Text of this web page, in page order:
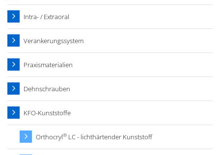
Intra- / Extraoral
Verankerungssystem
Praxismaterialien
Dehnschrauben
KFO-Kunststoffe
Orthocryl® LC - lichthärtender Kunststoff